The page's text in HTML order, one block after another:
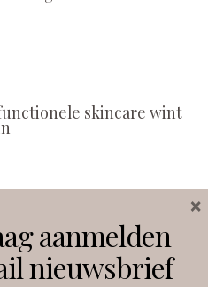
skincare wint
Facebook
aanmelden
nieuwsbrief
×